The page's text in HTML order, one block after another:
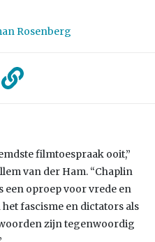
Rosenberg
filmtoespraak ooit,”
van der Ham. “Chaplin
een oproep voor vrede en
fascisme en dictators als
zijn tegenwoordig